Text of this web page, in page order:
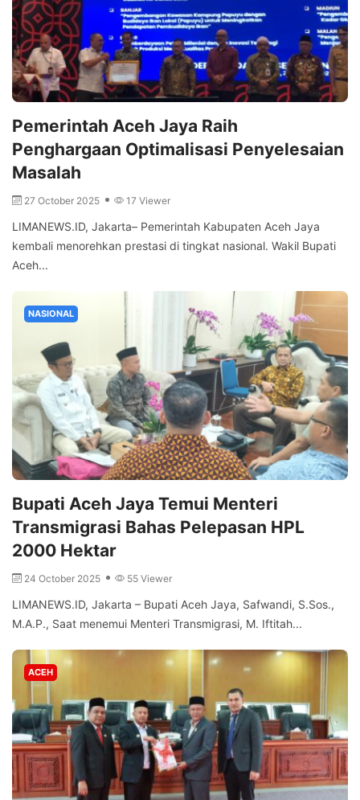
Pemerintah Aceh Jaya Raih
Penghargaan Optimalisasi Penyelesaian
Masalah
27 October 2025 17 Viewer
LIMANEWS.ID, Jakarta– Pemerintah Kabupaten Aceh Jaya
kembali menorehkan prestasi di tingkat nasional. Wakil Bupati
Aceh...
NASIONAL
Bupati Aceh Jaya Temui Menteri
Transmigrasi Bahas Pelepasan HPL
2000 Hektar
24 October 2025 55 Viewer
LIMANEWS.ID, Jakarta – Bupati Aceh Jaya, Safwandi, S.Sos.,
M.A.P., Saat menemui Menteri Transmigrasi, M. Iftitah...
ACEH